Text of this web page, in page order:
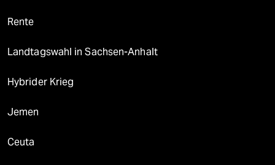
Rente
Landtagswahl in Sachsen-Anhalt
Hybrider Krieg
Jemen
Ceuta